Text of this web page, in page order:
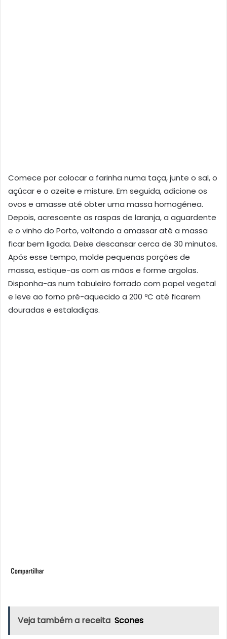
Comece por colocar a farinha numa taça, junte o sal, o
açúcar e o azeite e misture. Em seguida, adicione os
ovos e amasse até obter uma massa homogénea.
Depois, acrescente as raspas de laranja, a aguardente
e o vinho do Porto, voltando a amassar até a massa
ficar bem ligada. Deixe descansar cerca de 30 minutos.
Após esse tempo, molde pequenas porções de
massa, estique-as com as mãos e forme argolas.
Disponha-as num tabuleiro forrado com papel vegetal
e leve ao forno pré-aquecido a 200 ºC até ficarem
douradas e estaladiças.
Veja também a receita Scones